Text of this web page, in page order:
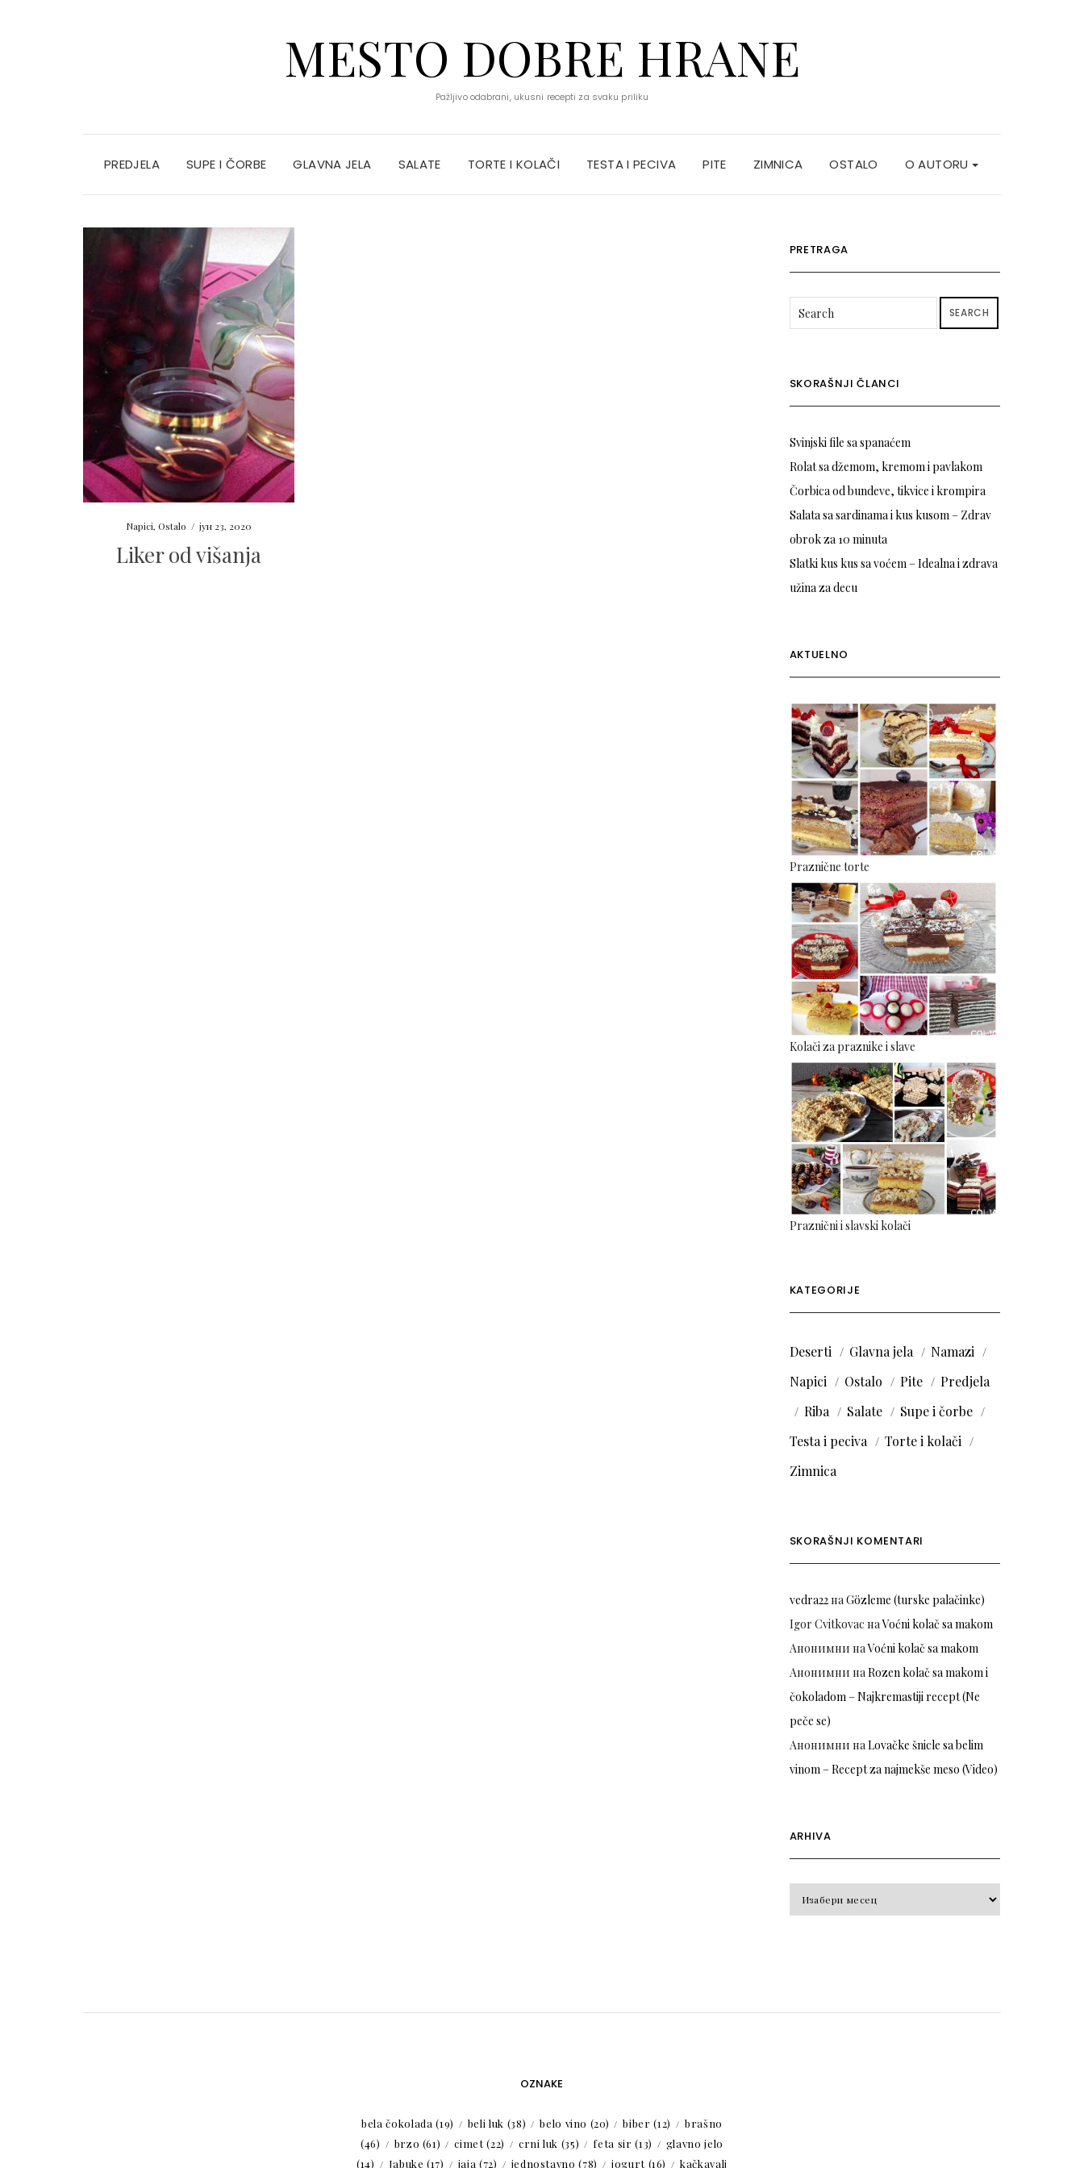
MESTO DOBRE HRANE
Pažljivo odabrani, ukusni recepti za svaku priliku
PREDJELA SUPE I ČORBE GLAVNA JELA SALATE TORTE I KOLAČI TESTA I PECIVA PITE ZIMNICA OSTALO O AUTORU
Napici,Ostalo / јун 23, 2020
Liker od višanja
PRETRAGA
SEARCH
SKORAŠNJI ČLANCI
Svinjski file sa spanaćem
Rolat sa džemom, kremom i pavlakom
Čorbica od bundeve, tikvice i krompira
Salata sa sardinama i kus kusom – Zdrav
obrok za 10 minuta
Slatki kus kus sa voćem – Idealna i zdrava
užina za decu
AKTUELNO
Praznične torte
Kolači za praznike i slave
Praznični i slavski kolači
KATEGORIJE
Deserti Glavna jela
Namazi
Napici
Ostalo Pite
Predjela
Riba
Salate
Supe i čorbe
Testa i peciva
Torte i kolači
Zimnica
SKORAŠNJI KOMENTARI
vedra22наGözleme (turske palačinke)
Igor Cvitkovac наVoćni kolač sa makom
Анонимни наVoćni kolač sa makom
Анонимни наRozen kolač sa makom i
čokoladom – Najkremastiji recept (Ne
peče se)
Анонимни наLovačke šnicle sa belim
vinom – Recept za najmekše meso (Video)
ARHIVA
OZNAKE
bela čokolada (19) beli luk (38) belo vino (20) biber (12)
brašno
(46)
brzo (61) cimet(22) crni luk (35) feta sir (13)
glavno jelo
(14)
Jabuke (17) jaja (72) jednostavno (78) jogurt(16) kačkavalj